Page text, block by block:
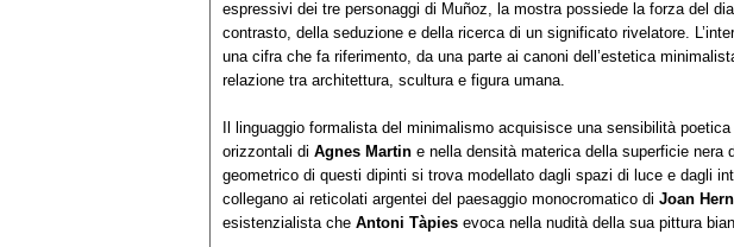
espressivi dei tre personaggi di Muñoz, la mostra possiede la forza del
contrasto, della seduzione e della ricerca di un significato rivelatore.
una cifra che fa riferimento, da una parte ai canoni dell’estetica
relazione tra architettura, scultura e figura umana.
Il linguaggio formalista del minimalismo acquisisce una sensibilità
orizzontali di Agnes Martin e nella densità materica della superficie nera
geometrico di questi dipinti si trova modellato dagli spazi di luce e dagli
collegano ai reticolati argentei del paesaggio monocromatico di Joan
esistenzialista che Antoni Tàpies evoca nella nudità della sua pittura